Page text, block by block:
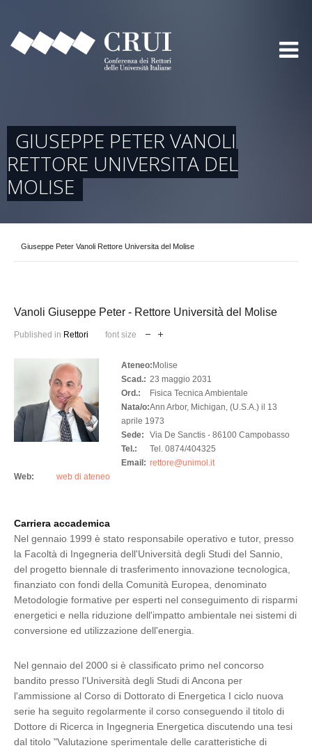
GIUSEPPE PETER VANOLI
RETTORE UNIVERSITA DEL
MOLISE
Giuseppe Peter Vanoli Rettore Universita del Molise
Vanoli Giuseppe Peter - Rettore Università del Molise
Published in Rettori font size
Ateneo: Molise
Scad.: 23 maggio 2031
Ord.:
Fisica Tecnica Ambientale
Nata/o:Ann Arbor, Michigan, (U.S.A.) il 13
aprile 1973
Sede:
Via De Sanctis - 86100 Campobasso
Tel.:
Tel. 0874/404325
Email: rettore@unimol.it
Web:
web di ateneo
Carriera accademica
Nel gennaio 1999 è stato responsabile operativo e tutor, presso
la Facoltà di Ingegneria dell'Università degli Studi del Sannio,
del progetto biennale di trasferimento innovazione tecnologica,
finanziato con fondi della Comunità Europea, denominato
Metodologie formative per esperti nel conseguimento di risparmi
energetici e nella riduzione dell'impatto ambientale nei sistemi di
conversione ed utilizzazione dell'energia.
Nel gennaio del 2000 si è classificato primo nel concorso
bandito presso l'Università degli Studi di Ancona per
l'ammissione al Corso di Dottorato di Energetica I ciclo nuova
serie ha seguito regolarmente il corso conseguendo il titolo di
Dottore di Ricerca in Ingegneria Energetica discutendo una tesi
dal titolo "Valutazione sperimentale delle caratteristiche di